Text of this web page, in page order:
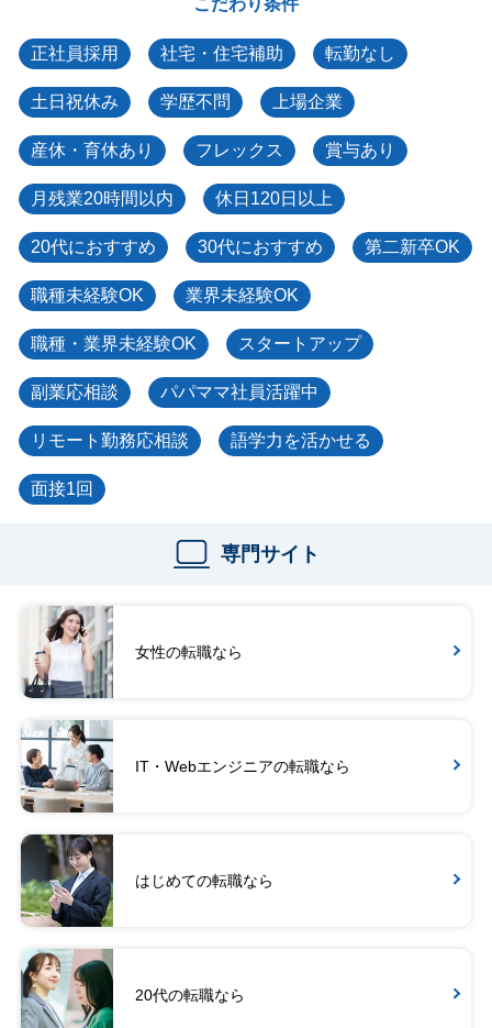
正社員採用 社宅・住宅補助 転勤なし
土日祝休み 学歴不問 上場企業
産休・育休あり フレックス 賞与あり
月残業20時間以内 休日120日以上
20代におすすめ 30代におすすめ 第二新卒OK
職種未経験OK 業界未経験OK
職種・業界未経験OK スタートアップ
副業応相談 パパママ社員活躍中
リモート勤務応相談 語学力を活かせる
面接1回
専門サイト
女性の転職なら
IT・Webエンジニアの転職なら
はじめての転職なら
20代の転職なら